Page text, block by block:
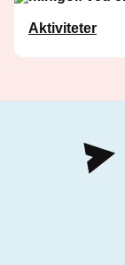
Aktiviteter